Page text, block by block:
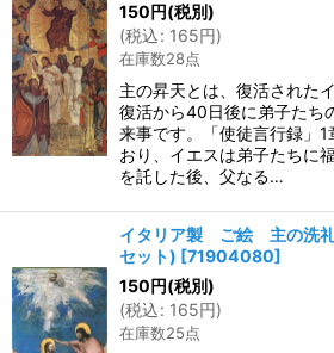
150円(税別)
(税込: 165円)
在庫数28点
主の昇天とは、復活された
復活から40日後に弟子たち
来事です。「使徒言行録」
おり、イエスは弟子たちに
を託した後、父なる…
イタリア製 ご絵 主の洗
セット) [71904080]
150円(税別)
(税込: 165円)
在庫数25点